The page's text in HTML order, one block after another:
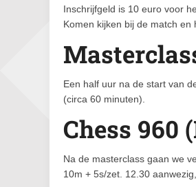
Inschrijfgeld is 10 euro voor
Komen kijken bij de match en
Een half uur na de start van
(circa 60 minuten).
Chess 960
Na de masterclass gaan we
10m + 5s/zet. 12.30